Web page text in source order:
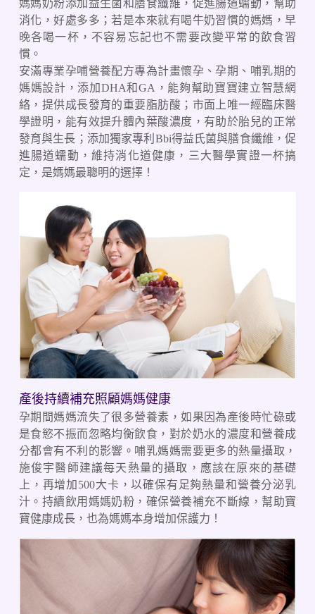
媽媽奶粉添加益生菌和膳食纖維，促進腸道蠕動，幫助
消化，好處多多；若是本來就有喝牛奶習慣的媽媽，早
晚各喝一杯，不容易忘記也不需要改變平常的飲食習
慣。
安滿專業孕哺營養配方專為計畫懷孕、孕期、哺乳期的
媽媽設計，添加DHA和GA，能夠幫助寶寶建立智慧網
絡，提供成長發育的重要脂肪酸；市面上唯一經臨床醫
學證明，能有效提升體內葉酸濃度，有助於胎兒的正常
發育與生長；添加獨家專利Bbi得益氏菌與膳食纖維，促
進腸道蠕動，維持消化道健康，三大醫學實證一杯搞
定，是媽媽最聰明的選擇！
產後持續補充照顧媽媽健康
孕期間媽媽流失了很多營養素，如果因為產後時忙碌或
是食慾不振而忽略均衡飲食，對於奶水的濃度和營養成
分都會有不利的影響。哺乳媽媽需要更多的熱量攝取，
施俊宇醫師建議每天熱量的攝取，應該在原來的基礎
上，再增加500大卡，以確保有足夠熱量和營養分泌乳
汁。持續飲用媽媽奶粉，確保營養補充不斷線，幫助寶
寶健康成長，也為媽媽本身增加保護力！